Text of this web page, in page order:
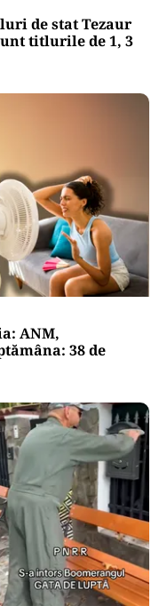
de stat Tezaur
titlurile de 1, 3
ANM,
38 de